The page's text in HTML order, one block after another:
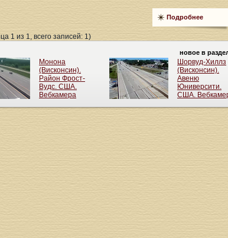
Подробнее
1 из 1, всего записей: 1)